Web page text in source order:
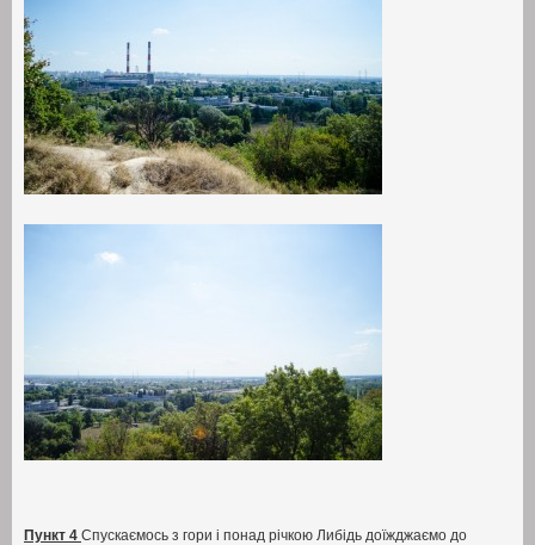
Пункт 4 Спускаємось з гори і понад річкою Либідь доїжджаємо до